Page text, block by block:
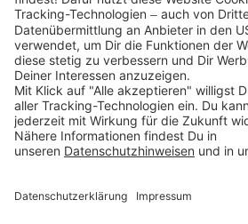
Folge uns auf
* Versandkostenfrei ab 9,00 €
Deutschlands
** Lieferzeit 1-3 Werktage
Thienemann-Esslinger Verlag GmbH,